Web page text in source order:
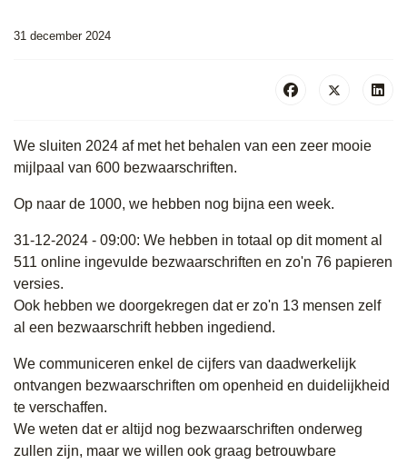
31 december 2024
We sluiten 2024 af met het behalen van een zeer mooie
mijlpaal van 600 bezwaarschriften.
Op naar de 1000, we hebben nog bijna een week.
31-12-2024 - 09:00: We hebben in totaal op dit moment al
511 online ingevulde bezwaarschriften en zo'n 76 papieren
versies.
Ook hebben we doorgekregen dat er zo'n 13 mensen zelf
al een bezwaarschrift hebben ingediend.
We communiceren enkel de cijfers van daadwerkelijk
ontvangen bezwaarschriften om openheid en duidelijkheid
te verschaffen.
We weten dat er altijd nog bezwaarschriften onderweg
zullen zijn, maar we willen ook graag betrouwbare